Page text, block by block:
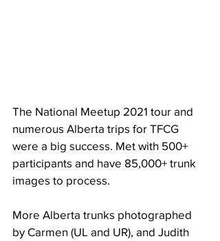
The National Meetup 2021 tour and
numerous Alberta trips for TFCG
were a big success. Met with 500+
participants and have 85,000+ trunk
images to process.
More Alberta trunks photographed
by Carmen (UL and UR), and Judith